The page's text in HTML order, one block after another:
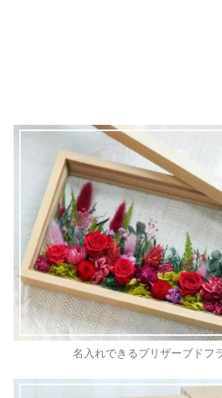
名入れできるプリザーブドフ